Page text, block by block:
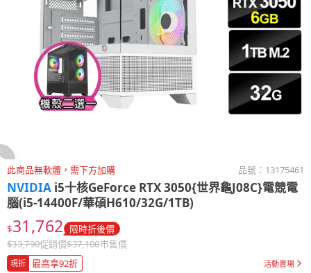
此商品無軟體，需下方加購 品號： 13175461
NVIDIA i5十核GeForce RTX 3050{世界龜J08C}電競電
腦(i5-14400F/華碩H610/32G/1TB)
$31,762 限時折後價
$33,790促銷價$37,100市售價
現折 最高享92折 活動賣場